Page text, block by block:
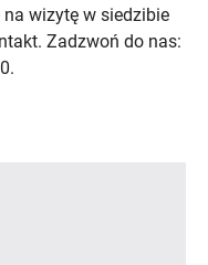
na wizytę w siedzibie
Zadzwoń do nas: